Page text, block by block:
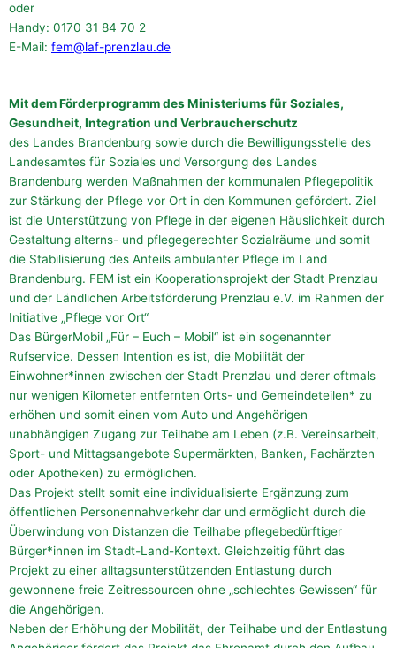
oder
Handy: 0170 31 84 70 2
E-Mail: fem@laf-prenzlau.de
Mit dem Förderprogramm des Ministeriums für Soziales,
Gesundheit, Integration und Verbraucherschutz
des Landes Brandenburg sowie durch die Bewilligungsstelle des
Landesamtes für Soziales und Versorgung des Landes
Brandenburg werden Maßnahmen der kommunalen Pflegepolitik
zur Stärkung der Pflege vor Ort in den Kommunen gefördert. Ziel
ist die Unterstützung von Pflege in der eigenen Häuslichkeit durch
Gestaltung alterns- und pflegegerechter Sozialräume und somit
die Stabilisierung des Anteils ambulanter Pflege im Land
Brandenburg. FEM ist ein Kooperationsprojekt der Stadt Prenzlau
und der Ländlichen Arbeitsförderung Prenzlau e.V. im Rahmen der
Initiative „Pflege vor Ort“
Das BürgerMobil „Für – Euch – Mobil“ ist ein sogenannter
Rufservice. Dessen Intention es ist, die Mobilität der
Einwohner*innen zwischen der Stadt Prenzlau und derer oftmals
nur wenigen Kilometer entfernten Orts- und Gemeindeteilen* zu
erhöhen und somit einen vom Auto und Angehörigen
unabhängigen Zugang zur Teilhabe am Leben (z.B. Vereinsarbeit,
Sport- und Mittagsangebote Supermärkten, Banken, Fachärzten
oder Apotheken) zu ermöglichen.
Das Projekt stellt somit eine individualisierte Ergänzung zum
öffentlichen Personennahverkehr dar und ermöglicht durch die
Überwindung von Distanzen die Teilhabe pflegebedürftiger
Bürger*innen im Stadt-Land-Kontext. Gleichzeitig führt das
Projekt zu einer alltagsunterstützenden Entlastung durch
gewonnene freie Zeitressourcen ohne „schlechtes Gewissen“ für
die Angehörigen.
Neben der Erhöhung der Mobilität, der Teilhabe und der Entlastung